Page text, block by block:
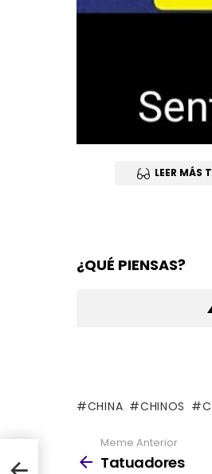
LEER MÁS
¿QUÉ PIENSAS?
CHINA CHINOS
more
Meme Anterior
Tatuadores